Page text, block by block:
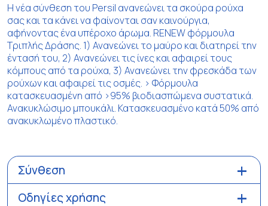
Η νέα σύνθεση του Persil ανανεώνει τα σκούρα ρούχα
σας και τα κάνει να φαίνονται σαν καινούργια,
αφήνοντας ένα υπέροχο άρωμα. RENEW φόρμουλα
Τριπλής Δράσης. 1) Ανανεώνει το μαύρο και διατηρεί την
έντασή του, 2) Ανανεώνει τις ίνες και αφαιρεί τους
κόμπους από τα ρούχα, 3) Ανανεώνει την φρεσκάδα των
ρούχων και αφαιρεί τις οσμές. > Φόρμουλα
κατασκευασμένη από >95% βιοδιασπώμενα συστατικά.
Ανακυκλώσιμο μπουκάλι. Κατασκευασμένο κατά 50% από
ανακυκλωμένο πλαστικό.
Σύνθεση
Οδηγίες χρήσης